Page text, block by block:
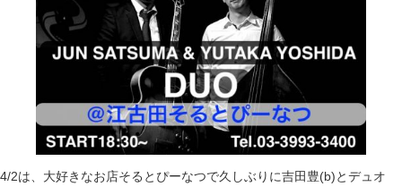
4/2は、大好きなお店そるとぴーなつで久しぶりに吉田豊(b)とデュオ